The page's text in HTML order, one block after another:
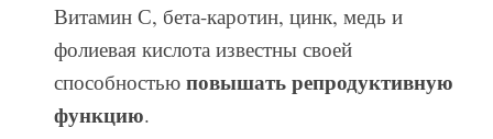
Витамин С, бета-каротин, цинк, медь и
фолиевая кислота известны своей
способностью повышать репродуктивную
функцию.